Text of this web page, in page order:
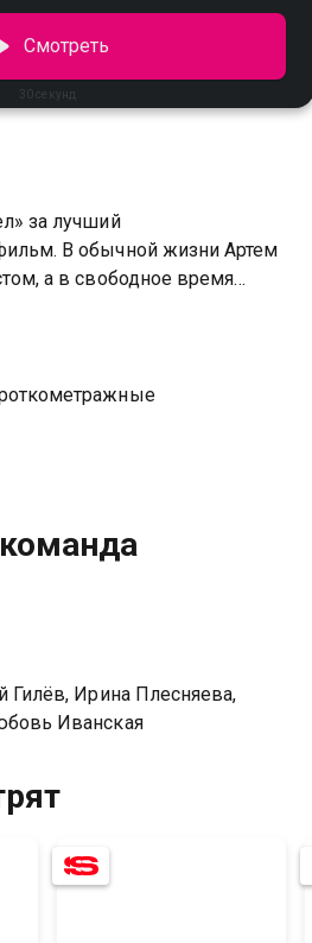
30 секунд
Смотреть
за лучший
В обычной жизни Артем
а в свободное время
Мужчина
не покидают стен клиники.
не с каждым ребенком.
давно не смеялась.
приходит мама, и мужчина
Гилёв, Ирина Плесняева,
Иванская